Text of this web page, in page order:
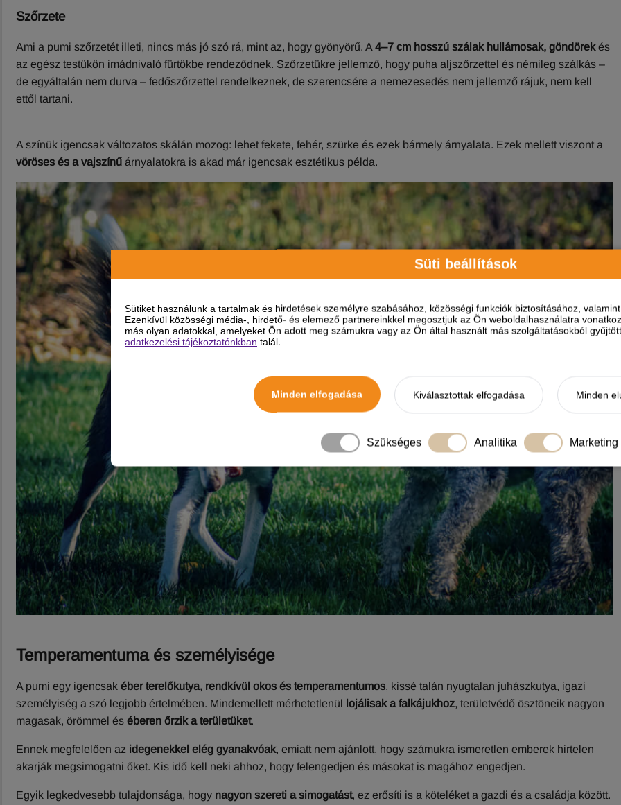
Süti beállítások
Sütiket használunk a tartalmak és hirdetések személyre szabásához, közösségi funkciók biztosításához,
Ezenkívül közösségi média-, hirdető- és elemező partnereinkkel megosztjuk az Ön weboldalhasználatra
más olyan adatokkal, amelyeket Ön adott meg számukra vagy az Ön által használt más szolgáltatásokból
adatkezelési tájékoztatónkban talál.
Minden elfogadása Kiválasztottak elfogadása Minden
Szükséges Analitika Marketing
Szőrzete
Ami a pumi szőrzetét illeti, nincs más jó szó rá, mint az, hogy gyönyörű. A 4–7 cm hosszú szálak hullámosak, göndörekés
az egész testükön imádnivaló fürtökbe rendeződnek. Szőrzetükre jellemző, hogy puha aljszőrzettel és némileg szálkás –
de egyáltalán nem durva – fedőszőrzettel rendelkeznek, de szerencsére a nemezesedés nem jellemző rájuk, nem kell
ettől tartani.
A színük igencsak változatos skálán mozog: lehet fekete, fehér, szürke és ezek bármely árnyalata. Ezek mellett viszont a
vöröses és a vajszínű árnyalatokra is akad már igencsak esztétikus példa.
Temperamentuma és személyisége
A pumi egy igencsak éber terelőkutya, rendkívül okos és temperamentumos, kissé talán nyugtalan juhászkutya, igazi
személyiség a szó legjobb értelmében. Mindemellett mérhetetlenül lojálisak a falkájukhoz, területvédő ösztöneik nagyon
magasak, örömmel és éberen őrzik a területüket.
Ennek megfelelően az idegenekkel elég gyanakvóak, emiatt nem ajánlott, hogy számukra ismeretlen emberek hirtelen
akarják megsimogatni őket. Kis idő kell neki ahhoz, hogy felengedjen és másokat is magához engedjen.
Egyik legkedvesebb tulajdonsága, hogy nagyon szereti a simogatást, ez erősíti is a köteléket a gazdi és a családja között.